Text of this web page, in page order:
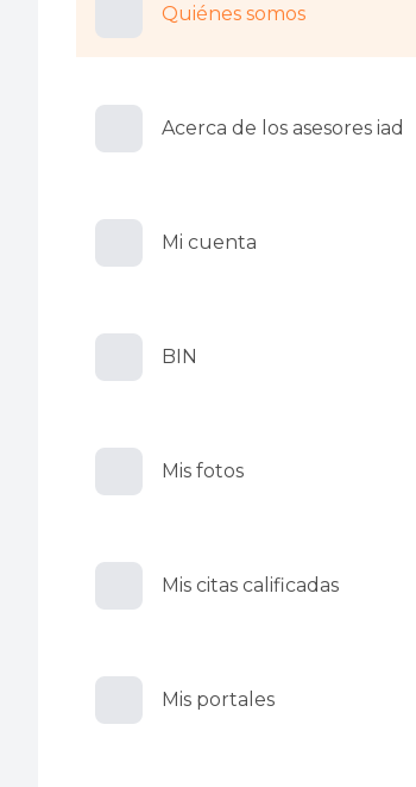
Quiénes somos
Acerca de los asesores iad
Mi cuenta
BIN
Mis fotos
Mis citas calificadas
Mis portales